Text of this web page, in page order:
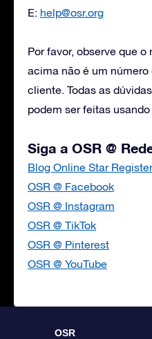
E: help@osr.org
Por favor, observe que
acima não é um
cliente. Todas as
podem ser feitas
Siga a OSR @
Blog Online Star Register
OSR @ Facebook
OSR @ Instagram
OSR @ TikTok
OSR @ Pinterest
OSR @ YouTube
OSR